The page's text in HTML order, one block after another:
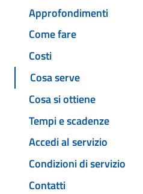
Approfondimenti
Come fare
Costi
Cosa serve
Cosa si ottiene
Tempi e scadenze
Accedi al servizio
Condizioni di servizio
Contatti